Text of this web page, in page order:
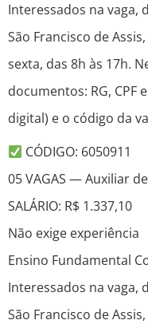
Interessados na vaga,
São Francisco de
sexta, das 8h às 17h.
documentos: RG, CPF
digital) e o código da
CÓDIGO: 6050911
05 VAGAS — Auxiliar
SALÁRIO: R$ 1.337,10
Não exige experiência
Ensino Fundamental
Interessados na vaga,
São Francisco de